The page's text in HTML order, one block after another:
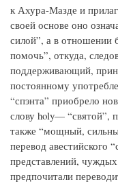
к Ахура-Мазде и
своей основе оно
силой”, а в
помочь”, откуда,
поддерживающий,
постоянному
“спэнта” приобрело
слову holy— “святой”,
также “мощный,
перевод авестийского
представлений,
предпочитали